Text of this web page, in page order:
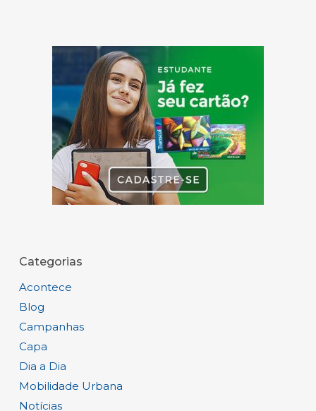
Categorias
Acontece
Blog
Campanhas
Capa
Dia a Dia
Mobilidade Urbana
Notícias